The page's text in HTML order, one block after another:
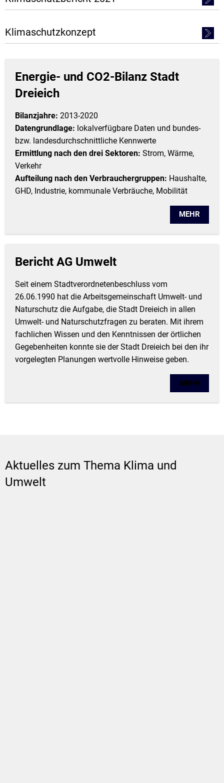
Klimaschutzkonzept
Energie- und CO2-Bilanz Stadt
Dreieich
Bilanzjahre: 2013-2020
Datengrundlage: lokalverfügbare Daten und bundes-
bzw. landesdurchschnittliche Kennwerte
Ermittlung nach den drei Sektoren: Strom, Wärme,
Verkehr
Aufteilung nach den Verbrauchergruppen: Haushalte,
GHD, Industrie, kommunale Verbräuche, Mobilität
MEHR
Bericht AG Umwelt
Seit einem Stadtverordnetenbeschluss vom
26.06.1990 hat die Arbeitsgemeinschaft Umwelt- und
Naturschutz die Aufgabe, die Stadt Dreieich in allen
Umwelt- und Naturschutzfragen zu beraten. Mit ihrem
fachlichen Wissen und den Kenntnissen der örtlichen
Gegebenheiten konnte sie der Stadt Dreieich bei den ihr
vorgelegten Planungen wertvolle Hinweise geben.
MEHR
Aktuelles zum Thema Klima und
Umwelt